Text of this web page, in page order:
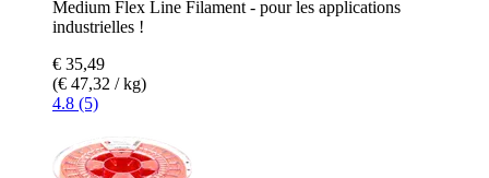
Medium Flex Line Filament - pour les applications
industrielles !
€ 35,49
(€ 47,32 / kg)
4.8 (5)